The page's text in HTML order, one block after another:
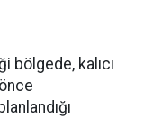
bölgede, kalıcı